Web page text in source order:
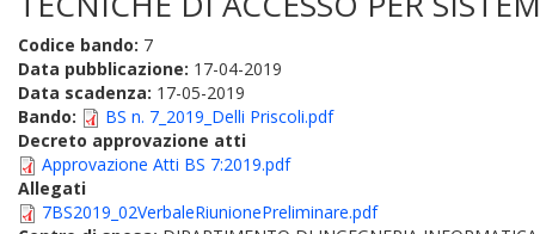
Codice bando: 7
Data pubblicazione: 17-04-2019
Data scadenza: 17-05-2019
Bando:
BS n. 7_2019_Delli Priscoli.pdf
Decreto approvazione atti
Approvazione Atti BS 7:2019.pdf
Allegati
7BS2019_02VerbaleRiunionePreliminare.pdf